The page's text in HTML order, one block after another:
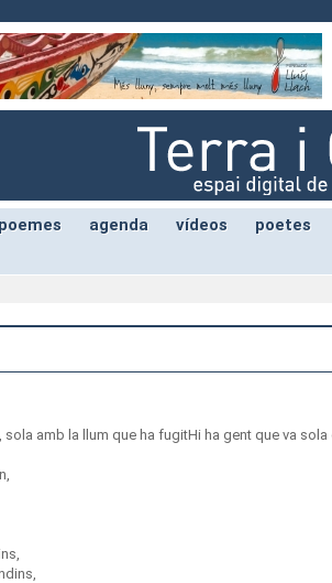
agenda vídeos poetes
sola amb la llum que ha fugitHi ha gent que va